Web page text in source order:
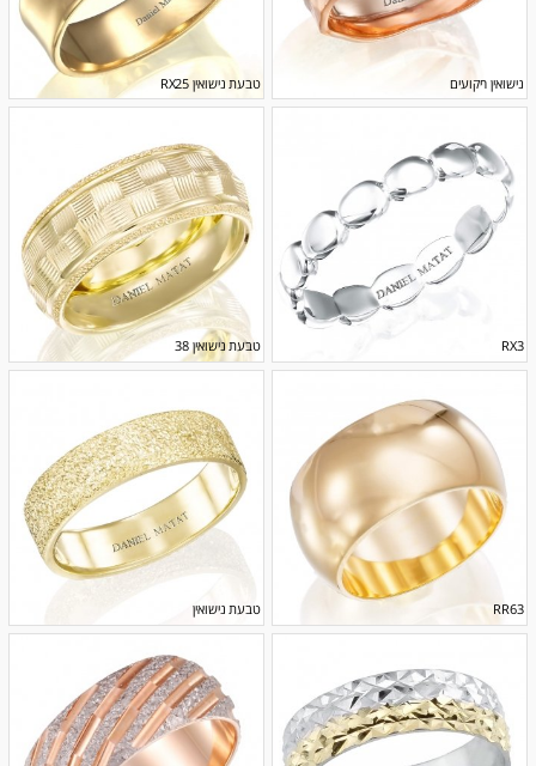
נישואין ריקועים טבעת נישואין RX25
RX3 טבעת נישואין 38
RR63 טבעת נישואין